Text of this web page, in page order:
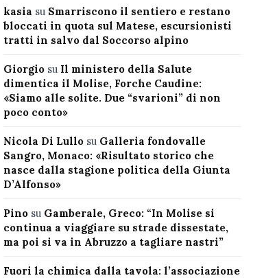
kasia su Smarriscono il sentiero e restano
bloccati in quota sul Matese, escursionisti
tratti in salvo dal Soccorso alpino
Giorgiosu Il ministero della Salute
dimentica il Molise, Forche Caudine:
«Siamo alle solite. Due “svarioni” di non
poco conto»
Nicola Di Lullosu Galleria fondovalle
Sangro, Monaco: «Risultato storico che
nasce dalla stagione politica della Giunta
D’Alfonso»
Pinosu Gamberale, Greco: “In Molise si
continua a viaggiare su strade dissestate,
ma poi si va in Abruzzo a tagliare nastri”
Fuori la chimica dalla tavola: l’associazione